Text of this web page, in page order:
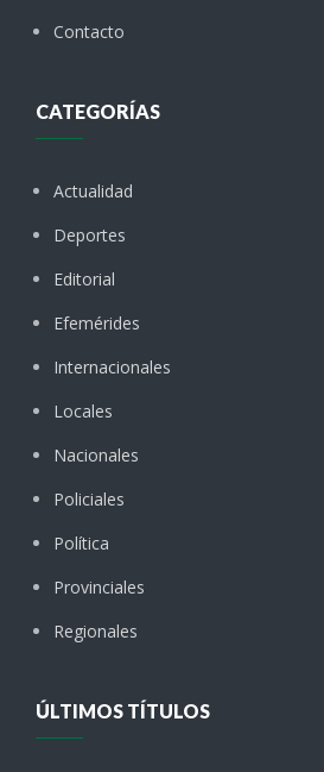
Contacto
CATEGORÍAS
Actualidad
Deportes
Editorial
Efemérides
Internacionales
Locales
Nacionales
Policiales
Política
Provinciales
Regionales
ÚLTIMOS TÍTULOS